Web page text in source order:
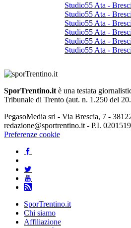
Studio55 Ata -
Studio55 Ata -
Studio55 Ata -
Studio55 Ata -
Studio55 Ata -
Studio55 Ata -
SporTrentino.it è una testata
Tribunale di Trento (aut. n. 1.250 del
PegasoMedia srl - Via Brescia, 7 -
redazione@sportrentino.it - P.I.
Preferenze cookie
SporTrentino.it
Chi siamo
Affiliazione